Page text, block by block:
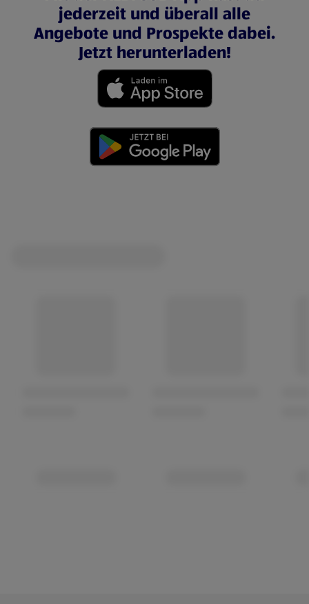
jederzeit und überall alle
Angebote und Prospekte dabei.
Jetzt herunterladen!